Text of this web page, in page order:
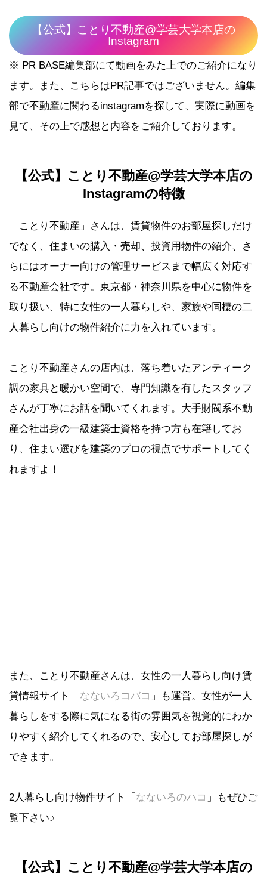
【公式】ことり不動産@学芸大学本店の
Instagram
※ PR BASE編集部にて動画をみた上でのご紹介になり
ます。また、こちらはPR記事ではございません。編集
部で不動産に関わるinstagramを探して、実際に動画を
見て、その上で感想と内容をご紹介しております。
【公式】ことり不動産@学芸大学本店の
Instagramの特徴
「ことり不動産」さんは、賃貸物件のお部屋探しだけ
でなく、住まいの購入・売却、投資用物件の紹介、さ
らにはオーナー向けの管理サービスまで幅広く対応す
る不動産会社です。東京都・神奈川県を中心に物件を
取り扱い、特に女性の一人暮らしや、家族や同棲の二
人暮らし向けの物件紹介に力を入れています。
ことり不動産さんの店内は、落ち着いたアンティーク
調の家具と暖かい空間で、専門知識を有したスタッフ
さんが丁寧にお話を聞いてくれます。大手財閥系不動
産会社出身の一級建築士資格を持つ方も在籍してお
り、住まい選びを建築のプロの視点でサポートしてく
れますよ！
また、ことり不動産さんは、女性の一人暮らし向け賃
貸情報サイト「 なないろコバコ 」も運営。女性が一人
暮らしをする際に気になる街の雰囲気を視覚的にわか
りやすく紹介してくれるので、安心してお部屋探しが
できます。
2人暮らし向け物件サイト「 なないろのハコ 」もぜひご
覧下さい♪
【公式】ことり不動産@学芸大学本店の